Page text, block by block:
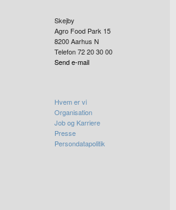
Skejby
Agro Food Park 15
8200Aarhus N
Telefon 72 20 30 00
Send e-mail
Hvem er vi
Organisation
Job og Karriere
Presse
Persondatapolitik